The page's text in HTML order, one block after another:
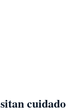
cuidado